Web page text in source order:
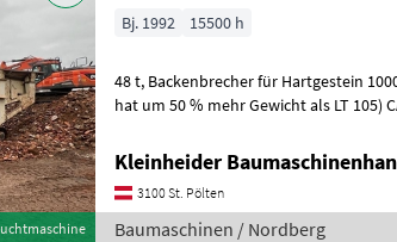
Bj. 1992 15500 h
48 t, Backenbrecher für Hartgestein 1000x800, (alleine die Brecheinheit
hat um 50 % mehr Gewicht als LT 105)
Kleinheider
3100 St. Pölten
Baumaschinen / Nordberg